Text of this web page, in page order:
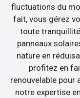
fluctuations du
fait, vous gérez
toute tranquillité
panneaux
nature en
profitez en
renouvelable pour
notre expertise